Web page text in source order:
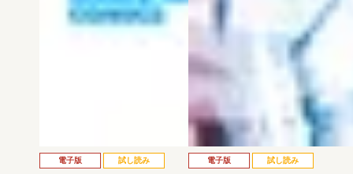
電子版 試し読み 電子版 試し読み